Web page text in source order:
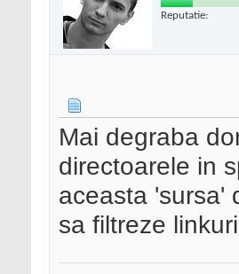
Reputatie:
Mai degraba
directoarele in
aceasta 'sursa'
sa filtreze